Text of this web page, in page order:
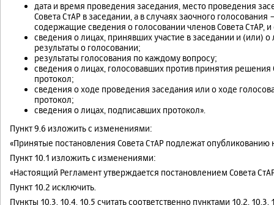
дата и время проведения заседания, место проведения
Совета СтАР в заседании, а в случаях заочного
содержащие сведения о голосовании членов Совета СтАР,
сведения о лицах, принявших участие в заседании и (или)
результаты о голосовании;
результаты голосования по каждому вопросу;
сведения о лицах, голосовавших против принятия решения
протокол;
сведения о ходе проведения заседания или о ходе
протокол;
сведения о лицах, подписавших протокол».
Пункт 9.6 изложить с изменениями:
«Принятые постановления Совета СтАР подлежат опубликованию
Пункт 10.1 изложить с изменениями:
«Настоящий Регламент утверждается постановлением Совета
Пункт 10.2 исключить.
Пункты 10.3, 10.4, 10.5 считать соответственно пунктами 10.2, 10.3,